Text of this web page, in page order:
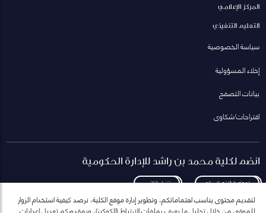
المركز الإعلامي
التعليم التنفيذي
سياسة الخصوصية
إخلاء المسؤولية
بيانات التصفح
اقتراحات/شكاوى
انضم لكلية محمد بن راشد للإدارة الحكومية
لمعاودة الاتصال بكم تنزيل الكتيب
لتقديم محتوى يناسب اهتماماتكم، وتطوير إدارة موقع الكلية، نرصد كيفية استخدام الزوار